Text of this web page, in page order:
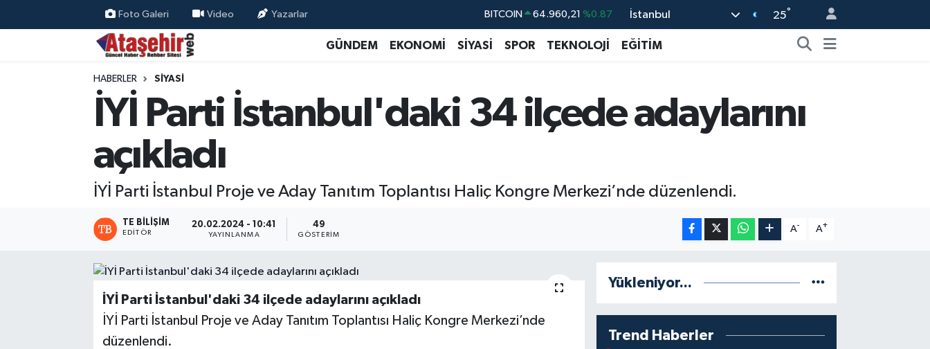
Foto Galeri Video Yazarlar
47,7436
EURO 55,2510 %0.32
GRAM ALTIN 6648.99 %2.59
BİST100 13.779 %-14
İstanbul 25°
GÜNDEM EKONOMİ SİYASİ SPOR TEKNOLOJİ EĞİTİM
HABERLER SİYASİ
İYİ Parti İstanbul'daki 34 ilçede adaylarını
açıkladı
İYİ Parti İstanbul Proje ve Aday Tanıtım Toplantısı Haliç Kongre Merkezi’nde düzenlendi.
TE BILIŞIM
EDITÖR
20.02.2024 - 10:41
YAYINLANMA
49
GÖSTERIM
A- A+
İYİ Parti İstanbul'daki 34 ilçede adaylarını açıkladı
İYİ Parti İstanbul Proje ve Aday Tanıtım Toplantısı Haliç Kongre Merkezi’nde
düzenlendi.
Yükleniyor...
Trend Haberler
Hava Durumu
Trafik Durumu
Süper Lig Puan Durumu ve Fikstür
Tüm Manşetler
Son Dakika Haberleri
Haber Arşivi